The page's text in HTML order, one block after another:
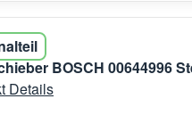
BOSCH 00644996
Details